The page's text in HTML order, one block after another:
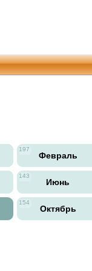
197
Февраль
143
Июнь
154
Октябрь